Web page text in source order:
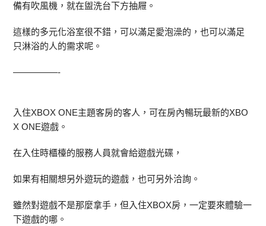
備有吹風機，就在盥洗台下方抽屜。
這樣的多元化浴室很不錯，可以滿足愛泡澡的，也可以滿足
只淋浴的人的需求呢。
—————-
入住XBOX ONE主題客房的客人，可在房內暢玩最新的XBO
X ONE遊戲。
在入住時櫃檯的服務人員就會給遊戲光碟，
如果有相關想另外遊玩的遊戲，也可另外洽詢。
雖然對遊戲不是那麼拿手，但入住XBOX房，一定要來體驗一
下遊戲的哪。